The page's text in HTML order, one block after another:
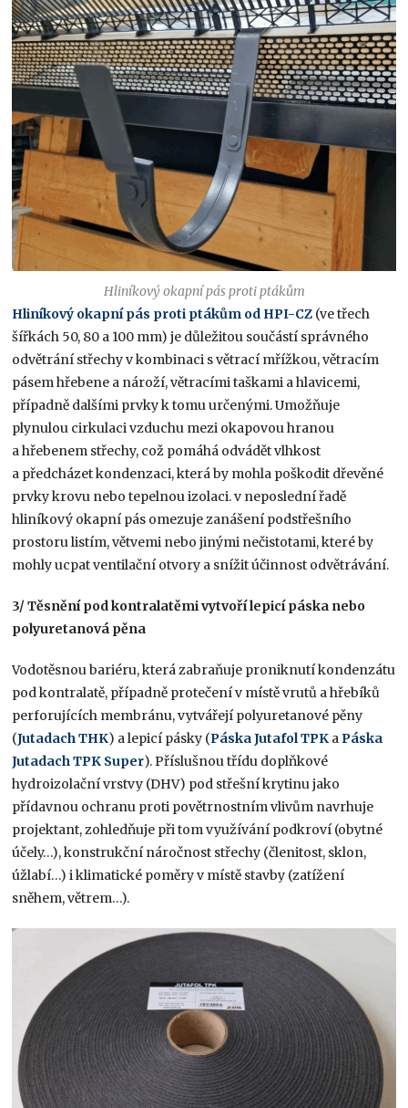
Hliníkový okapní pás proti ptákům
Hliníkový okapní pás proti ptákům od HPI-CZ (ve třech
šířkách 50, 80 a 100 mm) je důležitou součástí správného
odvětrání střechy v kombinaci s větrací mřížkou, větracím
pásem hřebene a nároží, větracími taškami a hlavicemi,
případně dalšími prvky k tomu určenými. Umožňuje
plynulou cirkulaci vzduchu mezi okapovou hranou
a hřebenem střechy, což pomáhá odvádět vlhkost
a předcházet kondenzaci, která by mohla poškodit dřevěné
prvky krovu nebo tepelnou izolaci. v neposlední řadě
hliníkový okapní pás omezuje zanášení podstřešního
prostoru listím, větvemi nebo jinými nečistotami, které by
mohly ucpat ventilační otvory a snížit účinnost odvětrávání.
3/ Těsnění pod kontralatěmi vytvoří lepicí páska nebo
polyuretanová pěna
Vodotěsnou bariéru, která zabraňuje proniknutí kondenzátu
pod kontralatě, případně protečení v místě vrutů a hřebíků
perforujících membránu, vytvářejí polyuretanové pěny
(Jutadach THK) a lepicí pásky (Páska Jutafol TPK aPáska
Jutadach TPK Super). Příslušnou třídu doplňkové
hydroizolační vrstvy (DHV) pod střešní krytinu jako
přídavnou ochranu proti povětrnostním vlivům navrhuje
projektant, zohledňuje při tom využívání podkroví (obytné
účely…), konstrukční náročnost střechy (členitost, sklon,
úžlabí…) i klimatické poměry v místě stavby (zatížení
sněhem, větrem…).